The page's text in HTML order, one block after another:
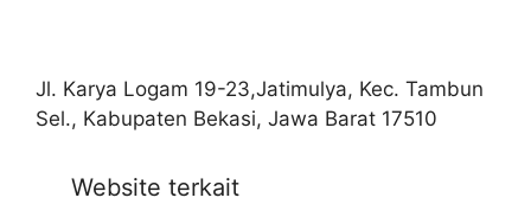
Jl. Karya Logam 19-23,Jatimulya, Kec. Tambun
Sel., Kabupaten Bekasi, Jawa Barat 17510
Website terkait